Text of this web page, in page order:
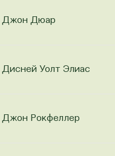
Джон Дюар
Дисней Уолт Элиас
Джон Рокфеллер